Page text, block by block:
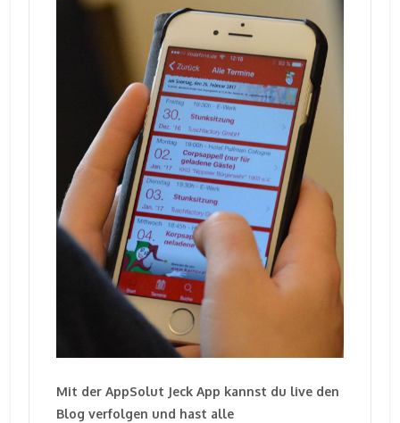
Mit der AppSolut Jeck App kannst du live den
Blog verfolgen und hast alle